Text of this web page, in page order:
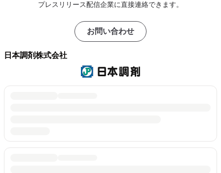
プレスリリース配信企業に直接連絡できます。
お問い合わせ
日本調剤株式会社